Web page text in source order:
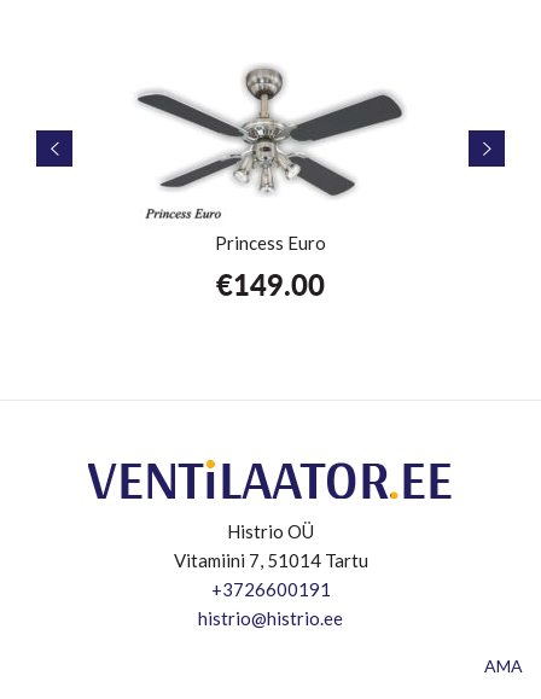
Princess Euro
€149.00
Histrio OÜ
Vitamiini 7, 51014 Tartu
+3726600191
histrio@histrio.ee
AMA